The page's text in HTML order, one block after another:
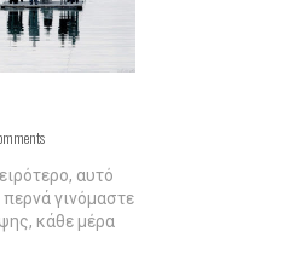
αυτό
γινόμαστε
κάθε μέρα